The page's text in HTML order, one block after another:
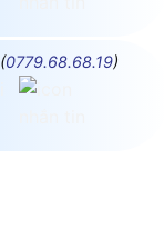
(0779.68.68.19)